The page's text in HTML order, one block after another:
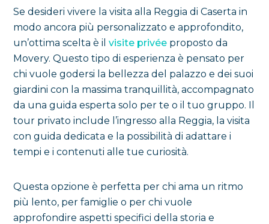
Se desideri vivere la visita alla Reggia di Caserta in
modo ancora più personalizzato e approfondito,
un’ottima scelta è il visite privée proposto da
Movery. Questo tipo di esperienza è pensato per
chi vuole godersi la bellezza del palazzo e dei suoi
giardini con la massima tranquillità, accompagnato
da una guida esperta solo per te o il tuo gruppo. Il
tour privato include l’ingresso alla Reggia, la visita
con guida dedicata e la possibilità di adattare i
tempi e i contenuti alle tue curiosità.
Questa opzione è perfetta per chi ama un ritmo
più lento, per famiglie o per chi vuole
approfondire aspetti specifici della storia e